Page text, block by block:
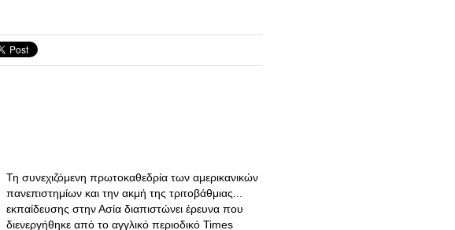
Τη συνεχιζόμενη πρωτοκαθεδρία των αμερικανικών
πανεπιστημίων και την ακμή της τριτοβάθμιας...
εκπαίδευσης στην Ασία διαπιστώνει έρευνα που
διενεργήθηκε από το αγγλικό περιοδικό Times